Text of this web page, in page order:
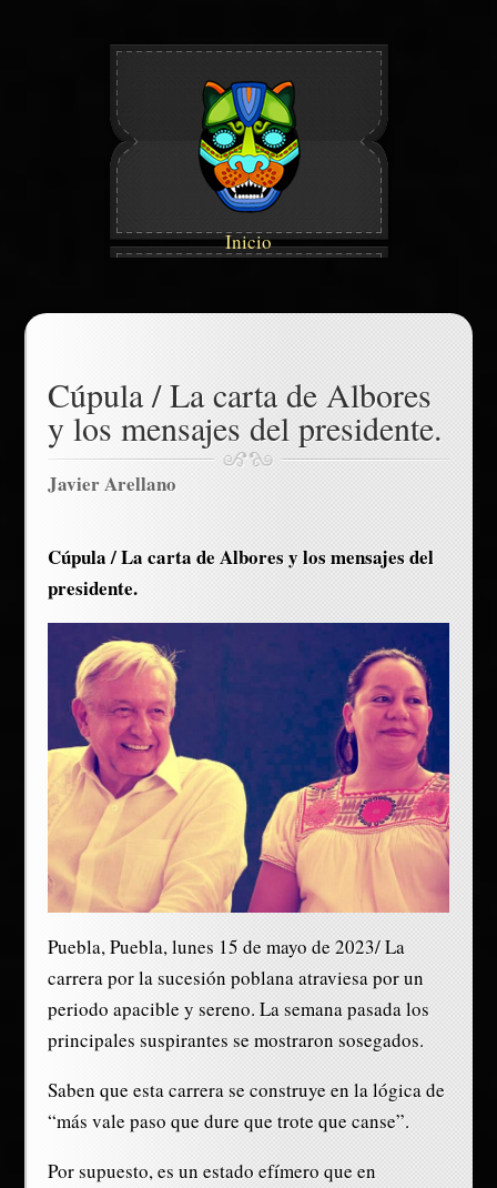
Inicio
Cúpula / La carta de Albores
y los mensajes del presidente.
Javier Arellano
Cúpula / La carta de Albores y los mensajes del
presidente.
Puebla, Puebla, lunes 15 de mayo de 2023/ La
carrera por la sucesión poblana atraviesa por un
periodo apacible y sereno. La semana pasada los
principales suspirantes se mostraron sosegados.
Saben que esta carrera se construye en la lógica de
“más vale paso que dure que trote que canse”.
Por supuesto, es un estado efímero que en